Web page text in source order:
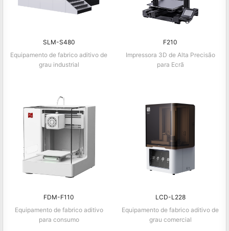
SLM-S480
Equipamento de fabrico aditivo de
grau industrial
F210
Impressora 3D de Alta Precisão
para Ecrã
FDM-F110
Equipamento de fabrico aditivo
para consumo
LCD-L228
Equipamento de fabrico aditivo de
grau comercial